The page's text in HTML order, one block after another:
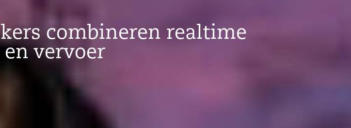
combineren realtime
vervoer